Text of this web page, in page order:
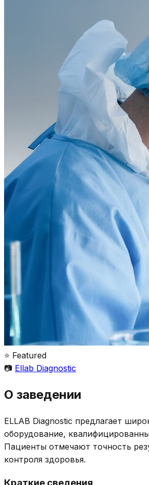
⭐ Featured
📷 Ellab Diagnostic
О заведении
ELLAB Diagnostic предлагает
оборудование,
Пациенты отмечают точность
контроля здоровья.